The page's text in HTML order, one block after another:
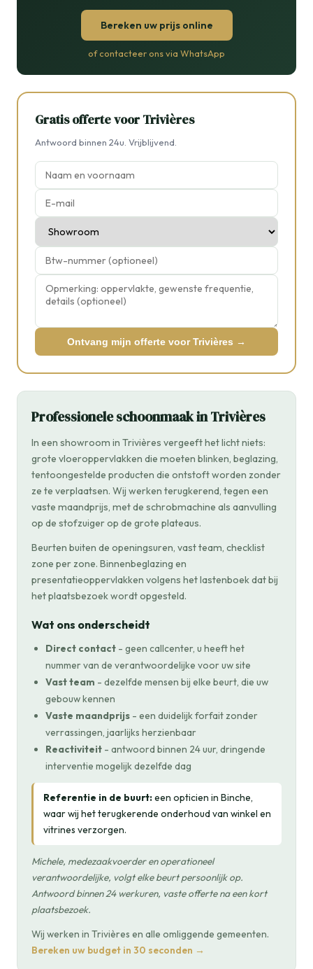
Bereken uw prijs online
of contacteer ons via WhatsApp
Gratis offerte voor Trivières
Antwoord binnen 24u. Vrijblijvend.
Ontvang mijn offerte voor Trivières →
Professionele schoonmaak in Trivières
In een showroom in Trivières vergeeft het licht niets:
grote vloeroppervlakken die moeten blinken, beglazing,
tentoongestelde producten die ontstoft worden zonder
ze te verplaatsen. Wij werken terugkerend, tegen een
vaste maandprijs, met de schrobmachine als aanvulling
op de stofzuiger op de grote plateaus.
Beurten buiten de openingsuren, vast team, checklist
zone per zone. Binnenbeglazing en
presentatieoppervlakken volgens het lastenboek dat bij
het plaatsbezoek wordt opgesteld.
Wat ons onderscheidt
Direct contact - geen callcenter, u heeft het
nummer van de verantwoordelijke voor uw site
Vast team - dezelfde mensen bij elke beurt, die uw
gebouw kennen
Vaste maandprijs - een duidelijk forfait zonder
verrassingen, jaarlijks herzienbaar
Reactiviteit - antwoord binnen 24 uur, dringende
interventie mogelijk dezelfde dag
Referentie in de buurt:een opticien in Binche,
waar wij het terugkerende onderhoud van winkel en
vitrines verzorgen.
Michele, medezaakvoerder en operationeel
verantwoordelijke, volgt elke beurt persoonlijk op.
Antwoord binnen 24 werkuren, vaste offerte na een kort
plaatsbezoek.
Wij werken in Trivières en alle omliggende gemeenten.
Bereken uw budget in 30 seconden →